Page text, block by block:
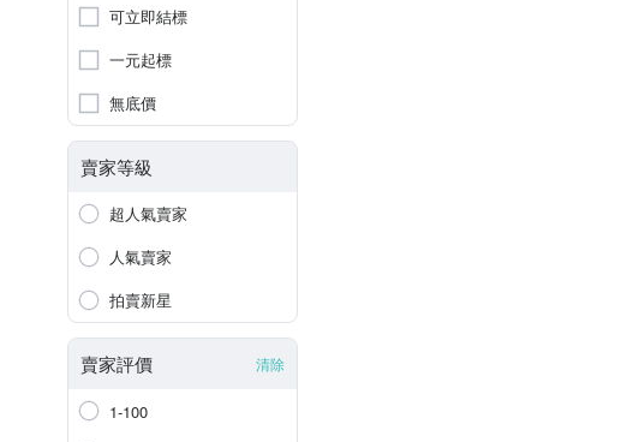
可立即結標
一元起標
無底價
賣家等級
超人氣賣家
人氣賣家
拍賣新星
賣家評價 清除
1-100